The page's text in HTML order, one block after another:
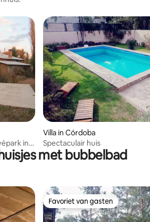
in
Villa in Córdoba
Spectaculair huis
met bubbelbad
Favoriet van gasten
Favoriet van gasten